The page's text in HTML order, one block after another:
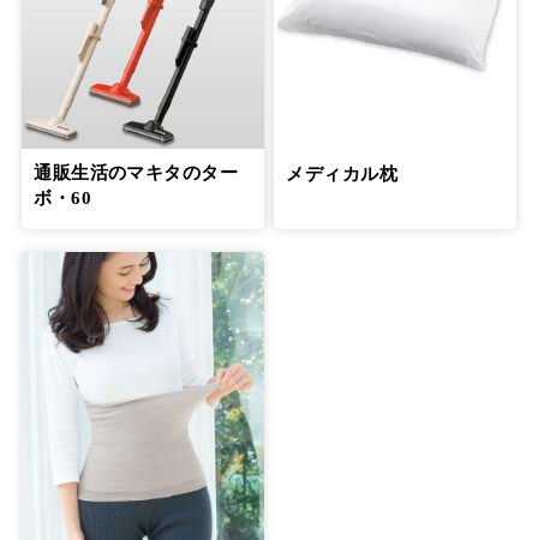
通販生活のマキタのター
ボ・60
メディカル枕